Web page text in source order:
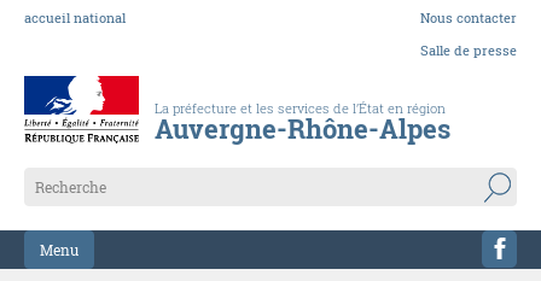
accueil national
Nous contacter
Salle de presse
La préfecture et les services de l’État en région
Auvergne-Rhône-Alpes
Menu